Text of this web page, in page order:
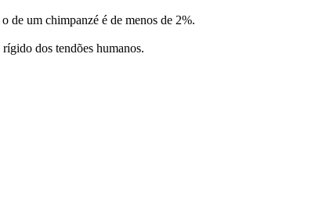
de um chimpanzé é de menos de 2%.
dos tendões humanos.